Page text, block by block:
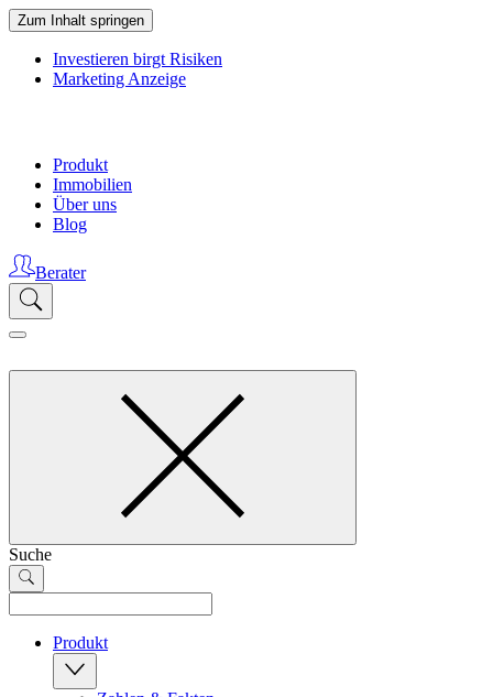
Zum Inhalt springen
Investieren birgt Risiken
Marketing Anzeige
Produkt
Immobilien
Über uns
Blog
Berater
Suche
Produkt